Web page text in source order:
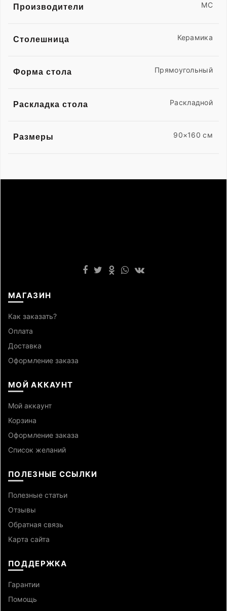
Производители MC
Столешница Керамика
Форма стола Прямоугольный
Раскладка стола Раскладной
Размеры 90×160 см
МАГАЗИН
Как заказать?
Оплата
Доставка
Оформление заказа
МОЙ АККАУНТ
Мой аккаунт
Корзина
Оформление заказа
Список желаний
ПОЛЕЗНЫЕ ССЫЛКИ
Полезные статьи
Отзывы
Обратная связь
Карта сайта
ПОДДЕРЖКА
Гарантии
Помощь